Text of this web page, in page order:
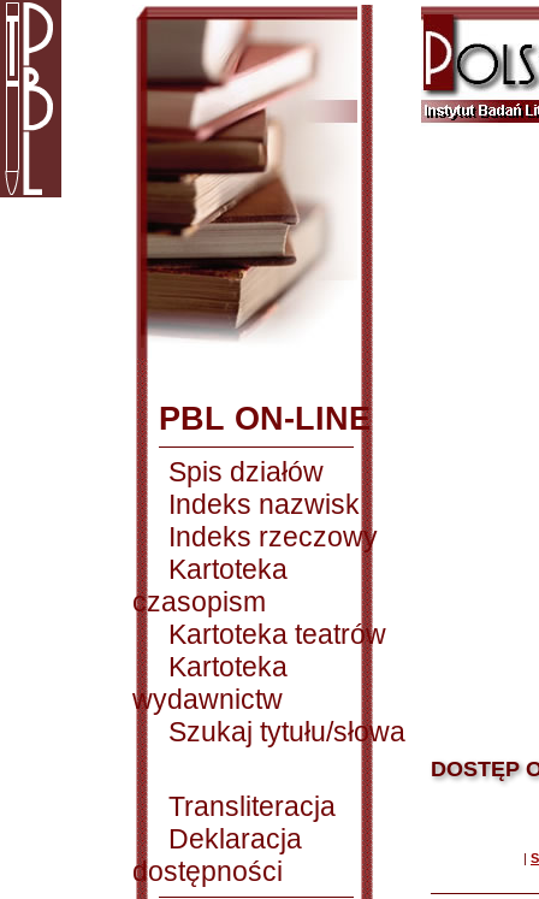
PBL ON-LINE
Spis działów
Indeks nazwisk
Indeks rzeczowy
Kartoteka
czasopism
Kartoteka teatrów
Kartoteka
wydawnictw
Szukaj tytułu/słowa
Transliteracja
Deklaracja
dostępności
DOSTĘP
|